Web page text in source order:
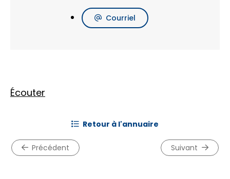
Courriel
Écouter
précédent
retour à l'annuaire
suivant